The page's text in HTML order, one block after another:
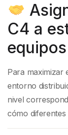
C4 a
equipos
Para maximizar
entorno
nivel
cómo